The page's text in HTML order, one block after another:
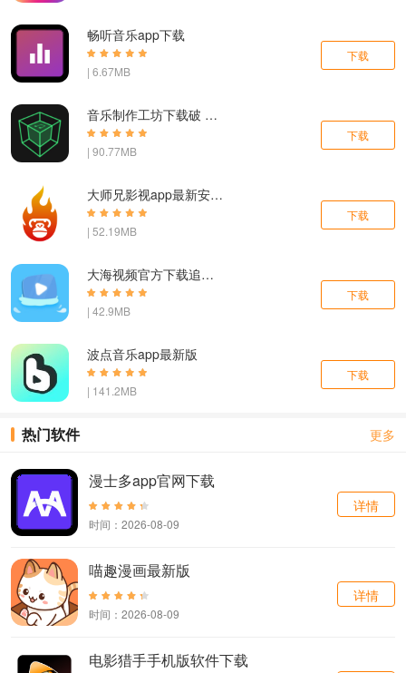
畅听音乐app下载
| 6.67MB
下载
音乐制作工坊下载破 解版
| 90.77MB
下载
大师兄影视app最新安卓下载
| 52.19MB
下载
大海视频官方下载追剧最新版
| 42.9MB
下载
波点音乐app最新版
| 141.2MB
下载
热门软件 更多
漫士多app官网下载
时间：2026-08-09
详情
喵趣漫画最新版
时间：2026-08-09
详情
电影猎手手机版软件下载